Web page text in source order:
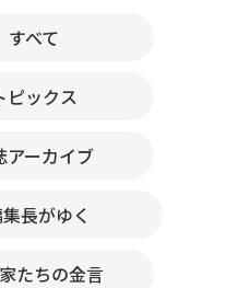
すべて
ピックス
アーカイブ
長がゆく
たちの金言